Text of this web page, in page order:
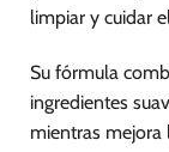
limpiar y cuidar
Su fórmula
ingredientes
mientras mejora